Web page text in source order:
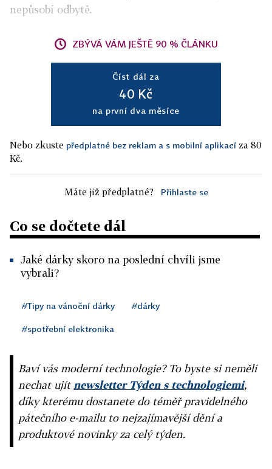
nepůsobí odbytě.
ZBÝVÁ VÁM JEŠTĚ 90 % ČLÁNKU
Číst dál za
40 Kč
na první dva měsíce
Nebo zkuste předplatné bez reklam a s mobilní aplikací za 80
Kč.
Máte již předplatné? Přihlaste se
Co se dočtete dál
Jaké dárky skoro na poslední chvíli jsme
vybrali?
#Tipy na vánoční dárky #dárky
#spotřební elektronika
Baví vás moderní technologie? To byste si neměli
nechat ujít newsletter Týden s technologiemi,
díky kterému dostanete do téměř pravidelného
pátečního e-mailu to nejzajímavější dění a
produktové novinky za celý týden.